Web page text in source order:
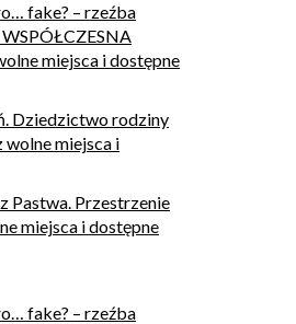
fake? – rzeźba
miejsca i dostępne
Dziedzictwo rodziny
wolne miejsca i
Pastwa. Przestrzenie
miejsca i dostępne
fake? – rzeźba